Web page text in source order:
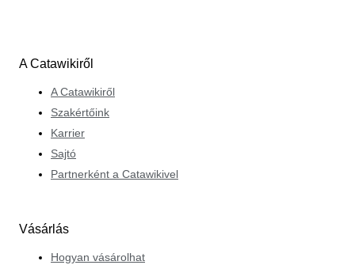
A Catawikiről
A Catawikiről
Szakértőink
Karrier
Sajtó
Partnerként a Catawikivel
Vásárlás
Hogyan vásárolhat